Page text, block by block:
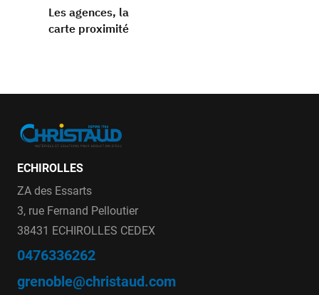
Les agences, la
carte proximité
ECHIROLLES
ZA des Essarts
3, rue Fernand Pelloutier
38431 ECHIROLLES CEDEX
0476336262
grenoble@christaud.com